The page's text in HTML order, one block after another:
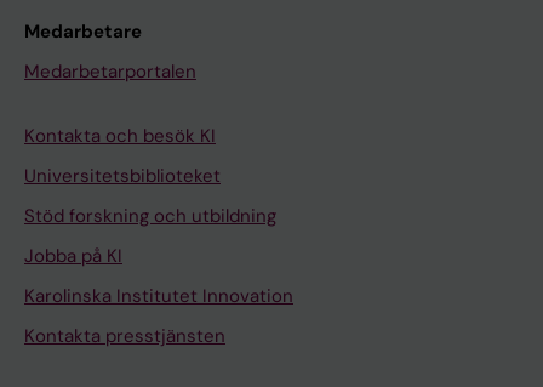
Medarbetare
Medarbetarportalen
Kontakta och besök KI
Universitetsbiblioteket
Stöd forskning och utbildning
Jobba på KI
Karolinska Institutet Innovation
Kontakta presstjänsten